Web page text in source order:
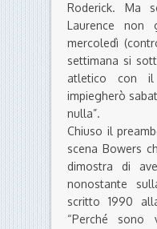
Roderick. Ma
Laurence non
mercoledì
settimana si
atletico con il
impiegherò
nulla”.
Chiuso il
scena Bowers
dimostra di
nonostante
scritto 1990
“Perché sono